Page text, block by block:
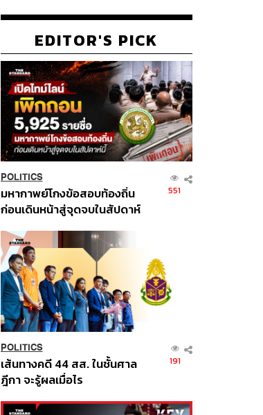
EDITOR'S PICK
POLITICS
มหากาพย์โกงข้อสอบท้องถิ่น
ก่อนเดินหน้าสู่จุดจบในสัปดาห์
551
POLITICS
เส้นทางคดี 44 สส. ในชั้นศาล
ฎีกา จะรู้ผลเมื่อไร
191